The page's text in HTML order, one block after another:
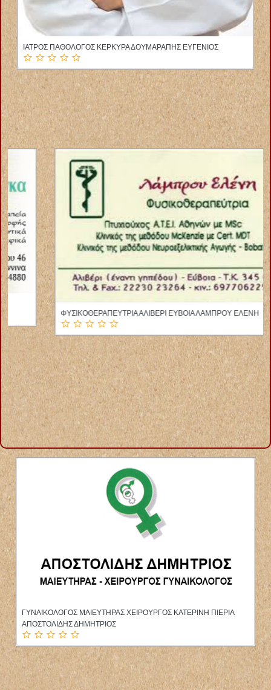
ΙΑΤΡΟΣ ΠΑΘΟΛΟΓΟΣ ΚΕΡΚΥΡΑ ΔΟΥΜΑΡΑΠΗΣ ΕΥΓΕΝΙΟΣ
ΦΥΣΙΚΟΘΕΡΑΠΕΥΤΡΙΑ ΑΛΙΒΕΡΙ ΕΥΒΟΙΑ ΛΑΜΠΡΟΥ ΕΛΕΝΗ
ΜΙΚΡΟΒΙΟΛΟΓΟΣ ΜΙΚΡΟΒΙΟΛΟΓΙΚΟ ΕΡΓΑΣΤΗΡΙΟ ΜΥΤΙΛΗΝΗ
ΛΕΣΒΟΣ ΚΟΡΟΒΕΣΗ ΤΑΠΑΝΛΗ ΝΙΚΟΛΕΤΑ